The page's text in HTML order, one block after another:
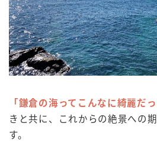
「鎌倉の海ってこんなに綺麗だっ
きと共に、これからの絶景への
す。